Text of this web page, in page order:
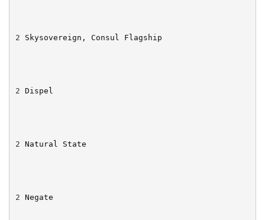
2 Skysovereign, Consul Flagship
2 Dispel
2 Natural State
2 Negate